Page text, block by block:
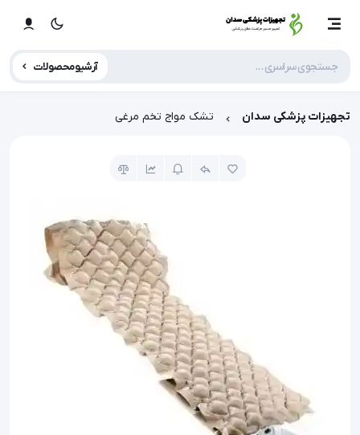
آرشیو محصولات
تجهیزات پزشکی سدان تشک مواج تخم مرغی